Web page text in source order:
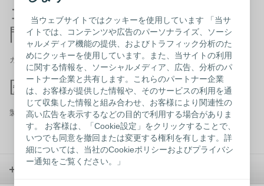
当ウェブサイトではクッキーを使用しています 「当サ
イトでは、コンテンツや広告のパーソナライズ、ソーシ
ャルメディア機能の提供、およびトラフィック分析のた
めにクッキーを使用しています。また、当サイトの利用
に関する情報を、ソーシャルメディア、広告、分析のパ
ートナー企業と共有します。これらのパートナー企業
は、お客様が提供した情報や、そのサービスの利用を通
じて収集した情報と組み合わせ、お客様により関連性の
高い広告を表示するなどの目的で利用する場合がありま
す。 お客様は、「Cookie設定」をクリックすることで、
いつでも同意を撤回または変更する権利を有します。詳
細については、当社のCookieポリシーおよびプライバシ
ー通知をご覧ください。」
コロプラスト製品に関するお
問い合わせ
カスタマーケア フリーダイヤル 0120-66-4469
医療従事者以外の方
製品カタログから探す /ウェブサイトの中から探す
ストーマケア